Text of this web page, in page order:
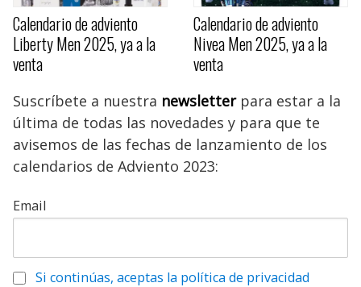
Calendario de adviento
Liberty Men 2025, ya a la
venta
Calendario de adviento
Nivea Men 2025, ya a la
venta
Suscríbete a nuestra newsletterpara estar a la
última de todas las novedades y para que te
avisemos de las fechas de lanzamiento de los
calendarios de Adviento 2023:
Email
Si continúas, aceptas la política de privacidad